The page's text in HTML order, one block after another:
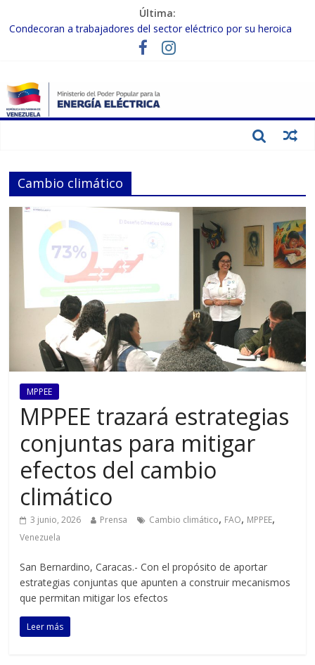
Última:
Condecoran a trabajadores del sector eléctrico por su heroica
labor tras el doble sismo del 24-J
Gobierno Nacional coordina acciones con el sector privado para
Inspeccionan trabajos de rehabilitación en instalaciones del SEN
en Carabobo
Gobierno Nacional activa plan preventivo para fortalecer el SEN
Cambio climático
MPPEE
MPPEE trazará estrategias
conjuntas para mitigar
efectos del cambio
climático
3 junio, 2026 Prensa Cambio climático, FAO, MPPEE,
Venezuela
San Bernardino, Caracas.- Con el propósito de aportar
estrategias conjuntas que apunten a construir mecanismos
que permitan mitigar los efectos
Leer más